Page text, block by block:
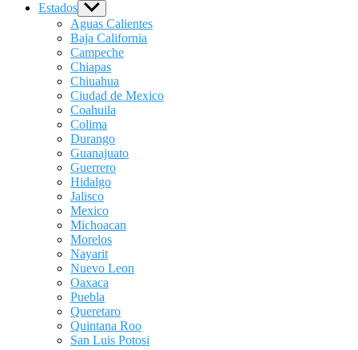
Estados Show
sub
menu
Aguas Calientes
Baja California
Campeche
Chiapas
Chiuahua
Ciudad de Mexico
Coahuila
Colima
Durango
Guanajuato
Guerrero
Hidalgo
Jalisco
Mexico
Michoacan
Morelos
Nayarit
Nuevo Leon
Oaxaca
Puebla
Queretaro
Quintana Roo
San Luis Potosi